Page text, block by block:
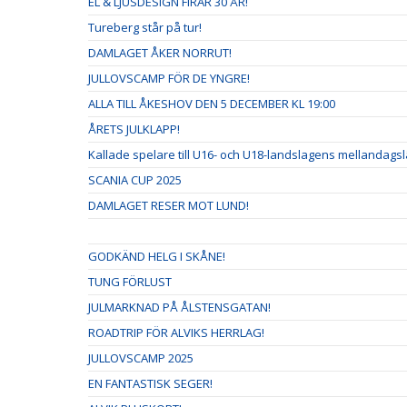
Tureberg står på tur!
DAMLAGET ÅKER NORRUT!
JULLOVSCAMP FÖR DE YNGRE!
ALLA TILL ÅKESHOV DEN 5 DECEMBER KL 19:00
ÅRETS JULKLAPP!
Kallade spelare till U16- och U18-landslagens
SCANIA CUP 2025
DAMLAGET RESER MOT LUND!
GODKÄND HELG I SKÅNE!
TUNG FÖRLUST
JULMARKNAD PÅ ÅLSTENSGATAN!
ROADTRIP FÖR ALVIKS HERRLAG!
JULLOVSCAMP 2025
EN FANTASTISK SEGER!